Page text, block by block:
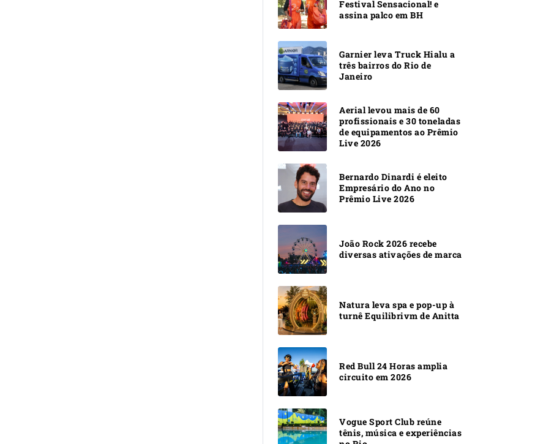
Festival Sensacional! e
assina palco em BH
Garnier leva Truck Hialu a
três bairros do Rio de
Janeiro
Aerial levou mais de 60
profissionais e 30 toneladas
de equipamentos ao Prêmio
Live 2026
Bernardo Dinardi é eleito
Empresário do Ano no
Prêmio Live 2026
João Rock 2026 recebe
diversas ativações de marca
Natura leva spa e pop-up à
turnê Equilibrivm de Anitta
Red Bull 24 Horas amplia
circuito em 2026
Vogue Sport Club reúne
tênis, música e experiências